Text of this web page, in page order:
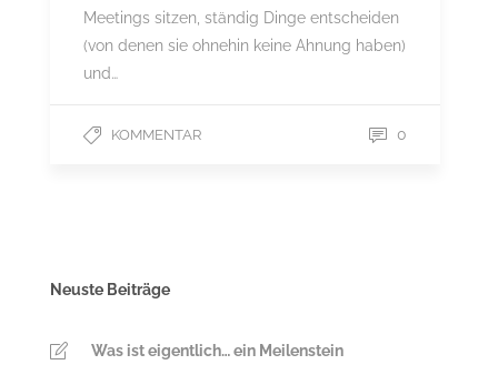
Meetings sitzen, ständig Dinge entscheiden
(von denen sie ohnehin keine Ahnung haben)
und…
KOMMENTAR 0
Neuste Beiträge
Was ist eigentlich… ein Meilenstein